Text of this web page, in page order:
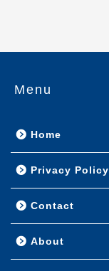
Menu
Home
Privacy Policy
Contact
About